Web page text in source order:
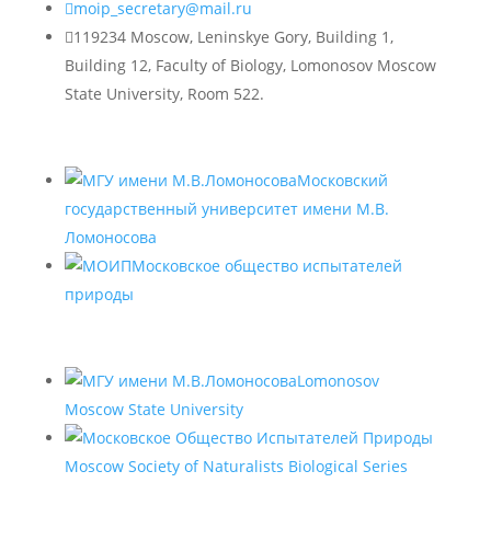
moip_secretary@mail.ru
119234 Moscow, Leninskye Gory, Building 1,
Building 12, Faculty of Biology, Lomonosov Moscow
State University, Room 522.
Московский
государственный университет имени М.В.
Ломоносова
Московское общество испытателей
природы
Lomonosov
Moscow State University
Moscow Society of Naturalists Biological Series